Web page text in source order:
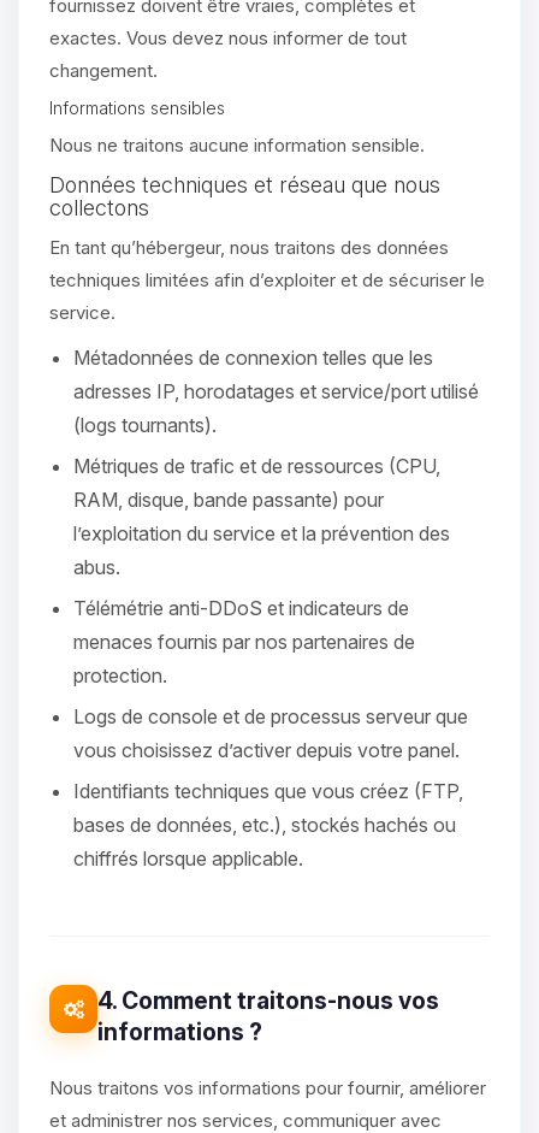
fournissez doivent être vraies, complètes et
exactes. Vous devez nous informer de tout
changement.
Informations sensibles
Nous ne traitons aucune information sensible.
Données techniques et réseau que nous
collectons
En tant qu’hébergeur, nous traitons des données
techniques limitées afin d’exploiter et de sécuriser le
service.
Métadonnées de connexion telles que les
adresses IP, horodatages et service/port utilisé
(logs tournants).
Métriques de trafic et de ressources (CPU,
RAM, disque, bande passante) pour
l’exploitation du service et la prévention des
abus.
Télémétrie anti-DDoS et indicateurs de
menaces fournis par nos partenaires de
protection.
Logs de console et de processus serveur que
vous choisissez d’activer depuis votre panel.
Identifiants techniques que vous créez (FTP,
bases de données, etc.), stockés hachés ou
chiffrés lorsque applicable.
4. Comment traitons-nous vos
informations ?
Nous traitons vos informations pour fournir, améliorer
et administrer nos services, communiquer avec
assistant BoxToPlay. Dis-moi ce dont
petits circuits pour t’aider.
08/08/2026 à 08:57